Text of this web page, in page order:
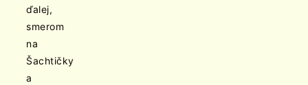
ďalej,
smerom
na
Šachtičky
a